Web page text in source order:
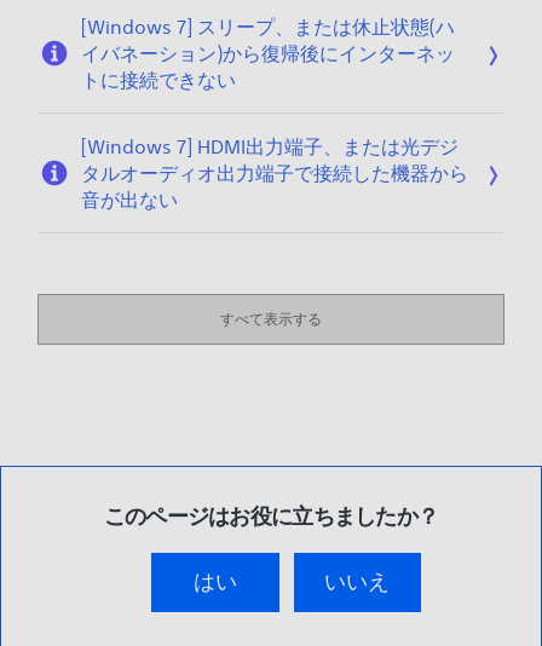
[Windows 7] スリープ、または休止状態(ハ
イバネーション)から復帰後にインターネッ
トに接続できない
[Windows 7] HDMI出力端子、または光デジ
タルオーディオ出力端子で接続した機器から
音が出ない
すべて表示する
このページはお役に立ちましたか？
はい いいえ